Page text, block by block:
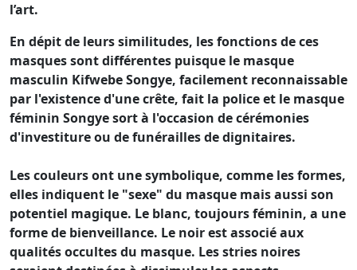
l’art.
En dépit de leurs similitudes, les fonctions de ces
masques sont différentes puisque le masque
masculin Kifwebe Songye, facilement reconnaissable
par l'existence d'une crête, fait la police et le masque
féminin Songye sort à l'occasion de cérémonies
d'investiture ou de funérailles de dignitaires.
Les couleurs ont une symbolique, comme les formes,
elles indiquent le "sexe" du masque mais aussi son
potentiel magique. Le blanc, toujours féminin, a une
forme de bienveillance. Le noir est associé aux
qualités occultes du masque. Les stries noires